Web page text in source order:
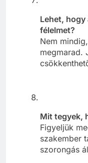
Lehet,
félelmet?
Nem
megmarad.
Mit tegyek,
Figyeljük
szakember
szorongás